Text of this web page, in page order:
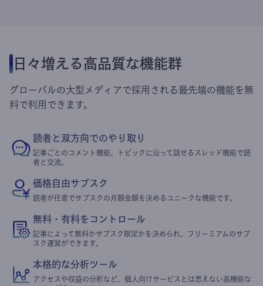
日々増える高品質な機能群
グローバルの大型メディアで採用される最先端の機能を無
料で利用できます。
読者と双方向でのやり取り
記事ごとのコメント機能、トピックに沿って話せるスレッド機能で読
者と交流。
価格自由サブスク
読者が任意でサブスクの月額金額を決めるユニークな機能です。
無料・有料をコントロール
記事によって無料かサブスク限定かを決められ、フリーミアムのサブ
スク運営ができます。
本格的な分析ツール
アクセスや収益の分析など、個人向けサービスとは思えない高機能な